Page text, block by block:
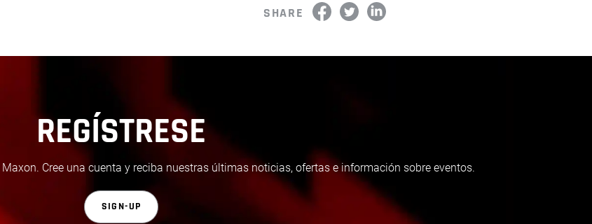
SHARE
REGÍSTRESE
Cree una cuenta y reciba nuestras últimas noticias, ofertas e información sobre eventos.
SIGN-UP